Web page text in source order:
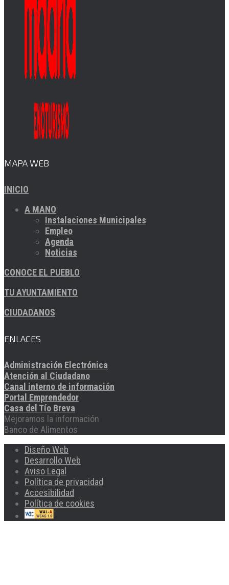
MAPA WEB
INICIO
A MANO:
Instalaciones Municipales
Empleo
Agenda
Noticias
CONOCE EL PUEBLO
TU AYUNTAMIENTO
CIUDADANOS
ENLACES
Administración Electrónica
Atención al Ciudadano
Canal interno de información
Portal Emprendedor
Casa del Tío Breva
Mejoramos la información
Banco de Alimentos
Diseño Web
Desarrollo Web
Aviso Legal
Política de privacidad
Accesibilidad
Política de cookies